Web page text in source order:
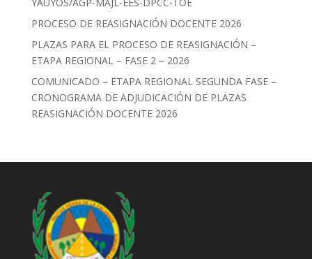
PROCESO DE REASIGNACIÓN DOCENTE 2026
PLAZAS PARA EL PROCESO DE REASIGNACIÓN –
ETAPA REGIONAL – FASE 2 – 2026
COMUNICADO – ETAPA REGIONAL SEGUNDA FASE –
CRONOGRAMA DE ADJUDICACIÓN DE PLAZAS
REASIGNACIÓN DOCENTE 2026